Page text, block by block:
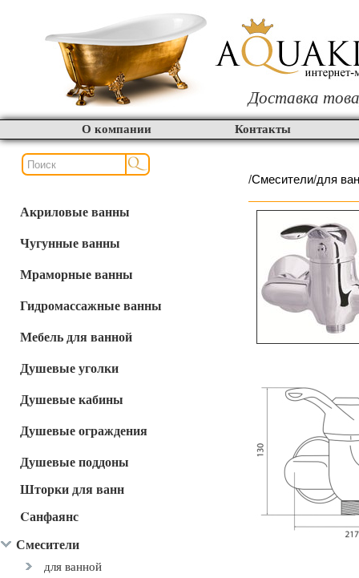
Доставка
О компании Контакты
Акриловые ванны
Чугунные ванны
Мраморные ванны
Гидромассажные ванны
Мебель для ванной
Душевые уголки
Душевые кабины
Душевые ограждения
Душевые поддоны
Шторки для ванн
Cанфаянс
Смесители
для ванной
/Смесители/для